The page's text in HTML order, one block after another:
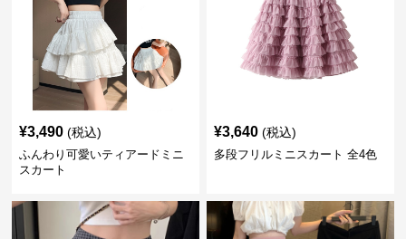
¥3,490 (税込)
ふんわり可愛いティアードミニ
スカート
¥3,640 (税込)
多段フリルミニスカート 全4色